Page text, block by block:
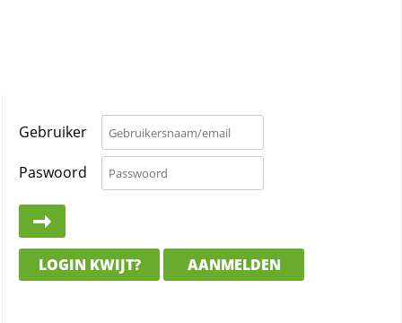
Gebruiker
Paswoord
LOGIN KWIJT? AANMELDEN